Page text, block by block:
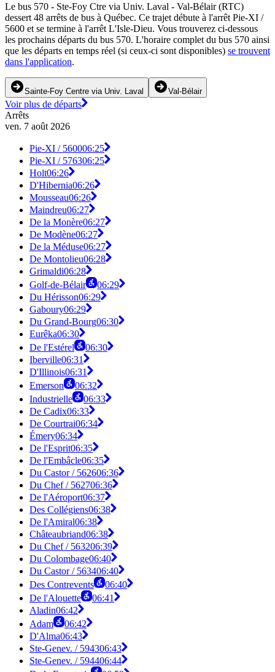
Le bus 570 - Ste-Foy Ctre via Univ. Laval - Val-Bélair (RTC)
dessert 48 arrêts de bus à Québec. Ce trajet débute à l'arrêt Pie-XI /
5600 et se termine à l'arrêt L'Isle-Dieu. Vous trouverez ci-dessous
les prochains départs du bus 570. L'horaire complet du bus 570 ainsi
que les départs en temps réel (si ceux-ci sont disponibles) se trouvent
dans l'application.
Sainte-Foy Centre via Univ. Laval Val-Bélair
Voir plus de départs
Arrêts
ven. 7 août 2026
Pie-XI / 560006:25
Pie-XI / 576306:25
Holt06:26
D'Hibernia06:26
Mousseau06:26
Maindreu06:27
De la Monère06:27
De Modène06:27
De la Méduse06:27
De Montolieu06:28
Grimaldi06:28
Golf-de-Bélair
06:29
Du Hérisson06:29
Gaboury06:29
Du Grand-Bourg06:30
Eurêka06:30
De l'Estérel
06:30
Iberville06:31
D'Illinois06:31
Emerson
06:32
Industrielle
06:33
De Cadix06:33
De Courtrai06:34
Émery06:34
De l'Esprit06:35
De l'Embâcle06:35
Du Castor / 562606:36
Du Chef / 562706:36
De l'Aéroport06:37
Des Collégiens06:38
De l'Amiral06:38
Châteaubriand06:38
Du Chef / 563206:39
Du Colombage06:40
Du Castor / 563406:40
Des Contrevents
06:40
De l'Alouette
06:41
Aladin06:42
Adam
06:42
D'Alma06:43
Ste-Genev. / 594306:43
Ste-Genev. / 594406:44